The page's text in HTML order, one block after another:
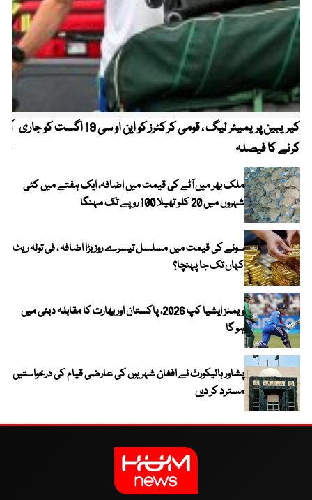
کیریبین پریمیئر لیگ ، قومی کرکٹرز کو این او سی 19 اگست کو جاری
کرنے کا فیصلہ
ملک بھر میں آٹے کی قیمت میں اضافہ، ایک ہفتے میں کئی
شہروں میں 20 کلو تھیلا 100 روپے تک مہنگا
سونے کی قیمت میں مسلسل تیسرے روز بڑا اضافہ ، فی تولہ ریٹ
کہاں تک جا پہنچا؟
ویمنز ایشیا کپ 2026، پاکستان اور بھارت کا مقابلہ دبئی میں
ہو گا
پشاور ہائیکورٹ نے افغان شہریوں کی عارضی قیام کی درخواستیں
مسترد کر دیں